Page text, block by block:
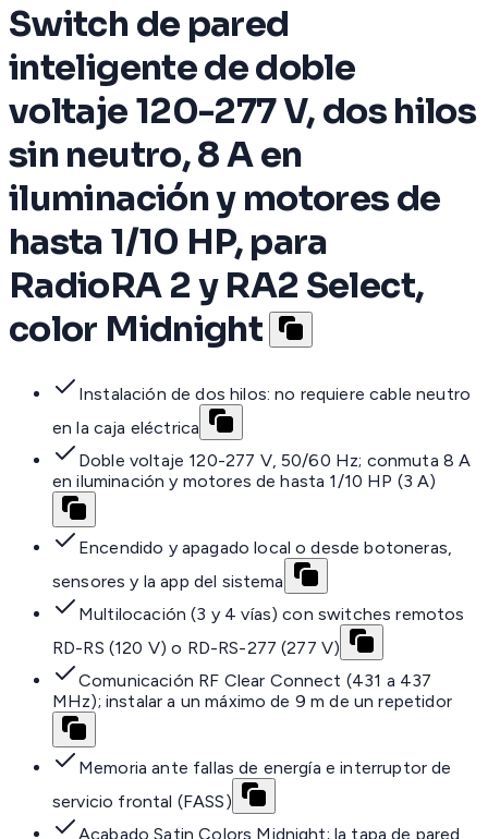
Switch de pared
inteligente de doble
voltaje 120-277 V, dos hilos
sin neutro, 8 A en
iluminación y motores de
hasta 1/10 HP, para
RadioRA 2 y RA2 Select,
color Midnight
Instalación de dos hilos: no requiere cable neutro
en la caja eléctrica
Doble voltaje 120-277 V, 50/60 Hz; conmuta 8 A
en iluminación y motores de hasta 1/10 HP (3 A)
Encendido y apagado local o desde botoneras,
sensores y la app del sistema
Multilocación (3 y 4 vías) con switches remotos
RD-RS (120 V) o RD-RS-277 (277 V)
Comunicación RF Clear Connect (431 a 437
MHz); instalar a un máximo de 9 m de un repetidor
Memoria ante fallas de energía e interruptor de
servicio frontal (FASS)
Acabado Satin Colors Midnight; la tapa de pared